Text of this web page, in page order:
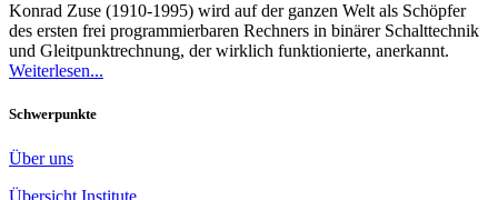
Konrad Zuse (1910-1995) wird auf der ganzen Welt als Schöpfer
des ersten frei programmierbaren Rechners in binärer Schalttechnik
und Gleitpunktrechnung, der wirklich funktionierte, anerkannt.
Weiterlesen...
Schwerpunkte
Über uns
Übersicht Institute